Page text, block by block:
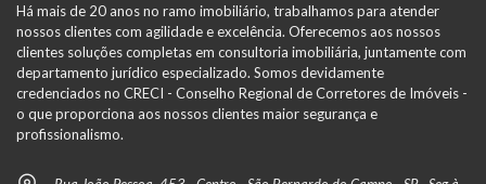
Há mais de 20 anos no ramo imobiliário, trabalhamos para atender
nossos clientes com agilidade e excelência. Oferecemos aos nossos
clientes soluções completas em consultoria imobiliária, juntamente com
departamento jurídico especializado. Somos devidamente
credenciados no CRECI - Conselho Regional de Corretores de Imóveis -
o que proporciona aos nossos clientes maior segurança e
profissionalismo.